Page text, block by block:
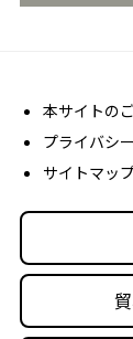
商品カ
経営理念
沿革
丸京の事
人材育
本サイトの
プライバシ
サイトマッ